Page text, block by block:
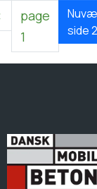
page
1
side2